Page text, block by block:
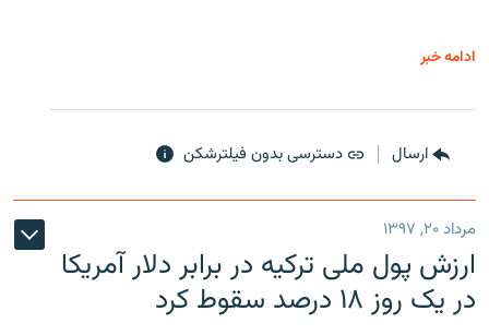
ادامه خبر
ارسال دسترسی بدون فیلترشکن
مرداد ۲۰, ۱۳۹۷
ارزش پول ملی ترکیه در برابر دلار آمریکا
در یک روز ۱۸ درصد سقوط کرد